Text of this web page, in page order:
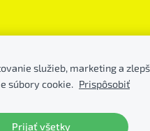
služieb, marketing a
súbory cookie. Prispôsobiť
Prijať všetky